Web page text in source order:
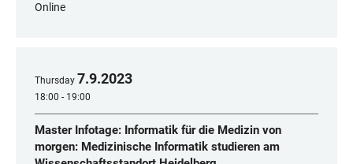
Online
Thursday 7.9.2023
18:00 - 19:00
Master Infotage: Informatik für die Medizin von
morgen: Medizinische Informatik studieren am